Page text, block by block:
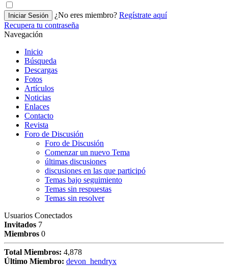
Iniciar Sesión ¿No eres miembro? Regístrate aquí
Recupera tu contraseña
Navegación
Inicio
Búsqueda
Descargas
Fotos
Artículos
Noticias
Enlaces
Contacto
Revista
Foro de Discusión
Foro de Discusión
Comenzar un nuevo Tema
últimas discusiones
discusiones en las que participó
Temas bajo seguimiento
Temas sin respuestas
Temas sin resolver
Usuarios Conectados
Invitados 7
Miembros 0
Total Miembros: 4,878
Último Miembro: devon_hendryx